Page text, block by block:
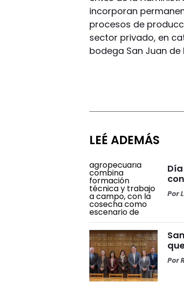
incorporan
procesos de
sector privado, en
bodega San Juan de
LEÉ ADEMÁS
Por
Por